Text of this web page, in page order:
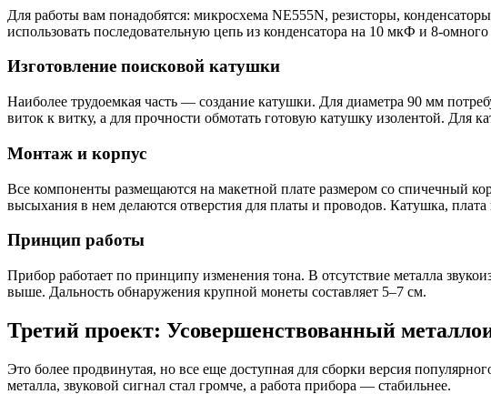
Для работы вам понадобятся: микросхема NE555N, резисторы,
использовать последовательную цепь из конденсатора на 10 мкФ и 8-
Изготовление поисковой катушки
Наиболее трудоемкая часть — создание катушки. Для диаметра 90 мм
виток к витку, а для прочности обмотать готовую катушку изолентой. Для
Монтаж и корпус
Все компоненты размещаются на макетной плате размером со спичечный
высыхания в нем делаются отверстия для платы и проводов. Катушка,
Принцип работы
Прибор работает по принципу изменения тона. В отсутствие металла
выше. Дальность обнаружения крупной монеты составляет 5–7 см.
Третий проект: Усовершенствованный
Это более продвинутая, но все еще доступная для сборки версия
металла, звуковой сигнал стал громче, а работа прибора — стабильнее.